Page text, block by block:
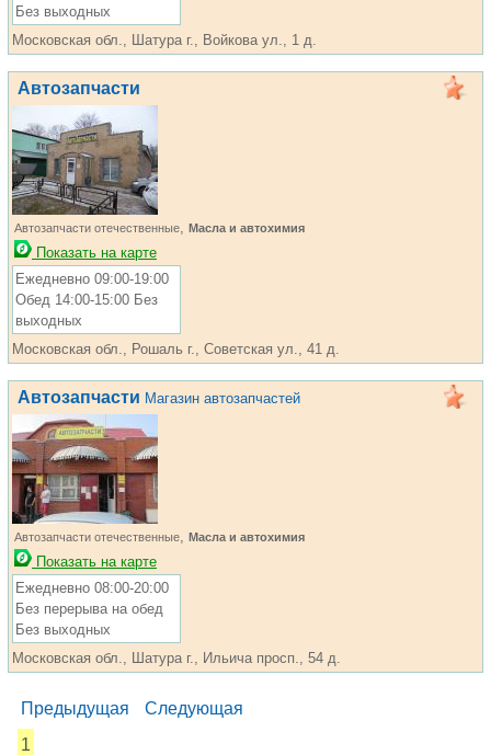
Без выходных
Московская обл., Шатура г., Войкова ул., 1 д.
Автозапчасти
Автозапчасти отечественные, Масла и автохимия
Показать на карте
Ежедневно 09:00-19:00
Обед 14:00-15:00 Без
выходных
Московская обл., Рошаль г., Советская ул., 41 д.
Автозапчасти Магазин автозапчастей
Автозапчасти отечественные, Масла и автохимия
Показать на карте
Ежедневно 08:00-20:00
Без перерыва на обед
Без выходных
Московская обл., Шатура г., Ильича просп., 54 д.
Предыдущая
Следующая
1